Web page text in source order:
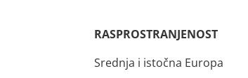
RASPROSTRANJENOST
Srednja i istočna Europa